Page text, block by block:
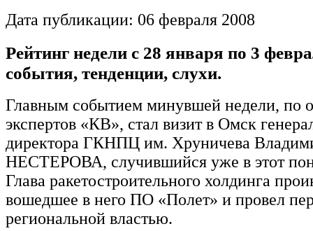
Дата публикации: 06 февраля 2008
Рейтинг недели с 28 января по 3
события, тенденции, слухи.
Главным событием минувшей недели, по
экспертов «КВ», стал визит в Омск
директора ГКНПЦ им. Хруничева
НЕСТЕРОВА, случившийся уже в этот
Глава ракетостроительного холдинга
вошедшее в него ПО «Полет» и провел
региональной властью.